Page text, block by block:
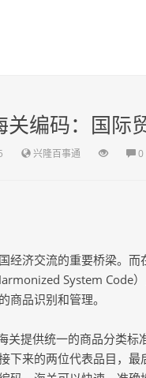
关编码：国际
兴隆百事通 0
济交流的重要桥梁。
System Code
商品识别和管理。
提供统一的商品分类
下来的两位代表品目，